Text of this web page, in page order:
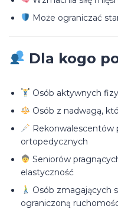
Może ograniczać
Dla kogo
Osób aktywnych
Osób z nadwagą,
Rekonwalescentów
ortopedycznych
Seniorów
elastyczność
Osób zmagających
ograniczoną